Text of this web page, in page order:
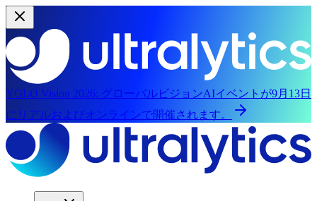
YOLO Vision 2026: グローバルビジョンAIイベントが9月13日
にリアルおよびオンラインで開催されます。